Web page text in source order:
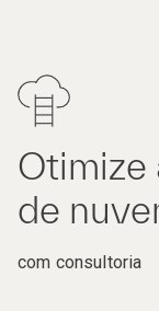
Otimize
de
com consultoria